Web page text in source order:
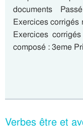
documents
Exercices corrigés
Exercices
composé : 3eme
Verbes être et